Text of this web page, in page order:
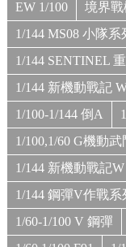
EW 1/100
境界戰
1/144 MS08 小隊系
1/144 SENTINEL
1/144 新機動戰記
1/100-1/144 倒A
1/100,1/60 G機動武
1/144 新機動戰記
1/144 鋼彈V作戰系
1/60-1/100 V 鋼彈